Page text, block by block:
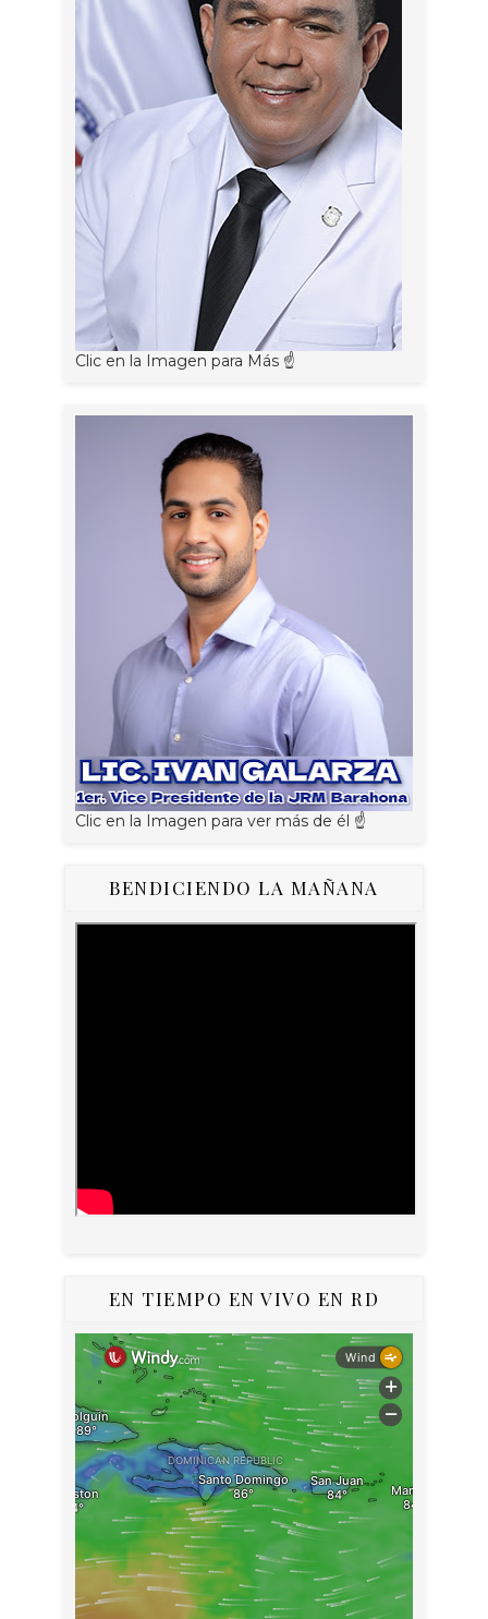
Clic en la Imagen para Más ☝
Clic en la Imagen para ver más de él ☝
BENDICIENDO LA MAÑANA
EN TIEMPO EN VIVO EN RD